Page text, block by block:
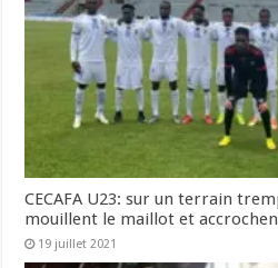
CECAFA U23: sur un terrain
mouillent le maillot et
19 juillet 2021